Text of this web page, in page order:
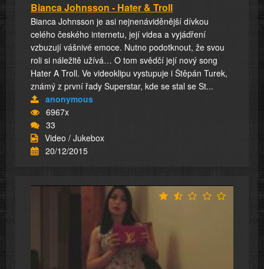
Bianca Johnsson - Hater & Troll
Bianca Johnsson je asi nejnenáviděnější dívkou
celého českého internetu, její videa a vyjádření
vzbuzují vášnivé emoce. Nutno podotknout, že svou
roli si náležitě užívá… O tom svědčí její nový song
Hater A Troll. Ve videoklipu vystupuje i Štěpán Turek,
známý z první řady Superstar, kde se stal se St...
anonymous
6967x
33
Video / Jukebox
20/12/2015